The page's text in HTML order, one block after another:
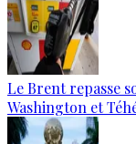
Le Brent repasse
Washington et